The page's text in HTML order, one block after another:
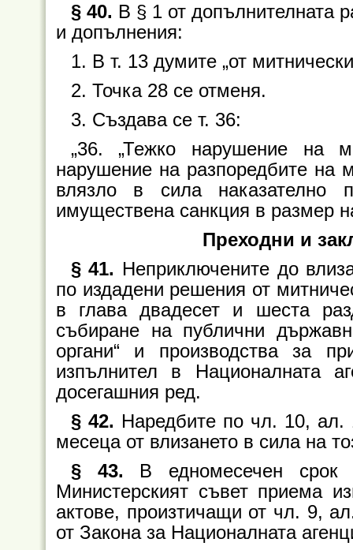
§ 40. В § 1 от допълнителната
и допълнения:
1. В т. 13 думите „от
2. Точка 28 се отменя.
3. Създава се т. 36:
„36. „Тежко нарушение на
нарушение на разпоредбите на
влязло в сила наказателно
имуществена санкция в размер
Преходни и
§ 41. Неприключените до
по издадени решения от
в глава двадесет и шеста
събиране на публични
органи“ и производства за
изпълнител в Националната
досегашния ред.
§ 42. Наредбите по чл. 10, ал.
месеца от влизането в сила на
§ 43. В едномесечен
Министерският съвет приема
актове, произтичащи от чл. 9,
от Закона за Националната